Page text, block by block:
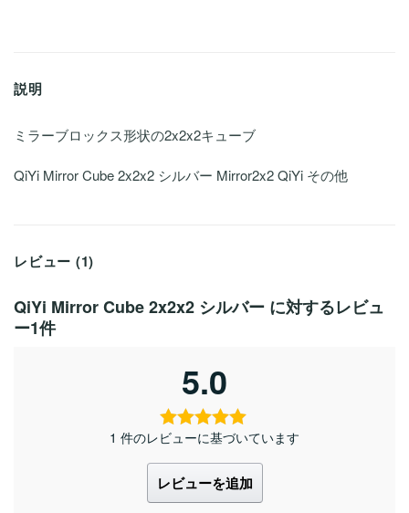
説明
ミラーブロックス形状の2x2x2キューブ
QiYi Mirror Cube 2x2x2 シルバー Mirror2x2 QiYi その他
レビュー (1)
QiYi Mirror Cube 2x2x2 シルバー に対するレビュ
ー1件
5.0
1 件のレビューに基づいています
レビューを追加